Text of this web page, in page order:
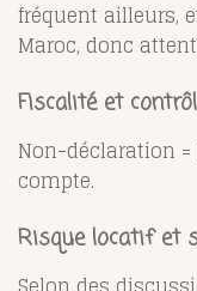
fréquent ailleurs,
Maroc, donc
Fiscalité et
Non-déclaration =
compte.
Risque locatif et